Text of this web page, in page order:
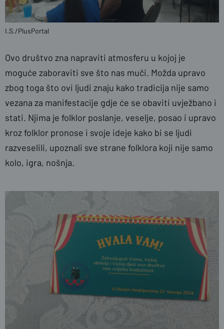
I.S./PlusPortal
Ovo društvo zna napraviti atmosferu u kojoj je
moguće zaboraviti sve što nas muči. Možda upravo
zbog toga što ovi ljudi znaju kako tradicija nije samo
vezana za manifestacije gdje će se obaviti uvježbano i
stati. Njima je folklor poslanje, veselje, posao i upravo
kroz folklor pronose i svoje ideje kako bi se ljudi
razveselili, upoznali sve strane folklora koji nije samo
kolo, igra, nošnja.